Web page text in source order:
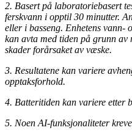
2. Basert på laboratoriebasert
ferskvann i opptil 30 minutter.
eller i basseng. Enhetens vann-
kan avta med tiden på grunn
skader forårsaket av væske.
3. Resultatene kan variere
opptaksforhold.
4. Batteritiden kan variere etter
5. Noen AI-funksjonaliteter